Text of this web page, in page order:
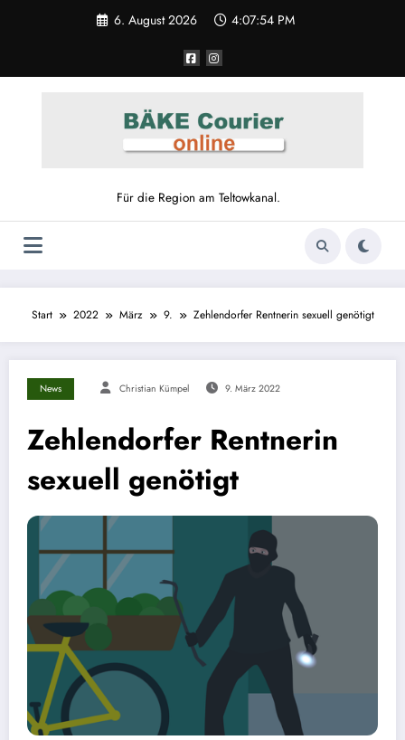
6. August 2026 4:07:54 PM
Für die Region am Teltowkanal.
Start 2022 März 9. Zehlendorfer Rentnerin sexuell genötigt
News Christian Kümpel 9. März 2022
Zehlendorfer Rentnerin
sexuell genötigt